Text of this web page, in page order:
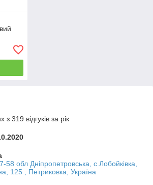
319 відгуків за рік
58 обл Дніпропетровська, с.Лобойківка,
125 , Петриковка, Україна